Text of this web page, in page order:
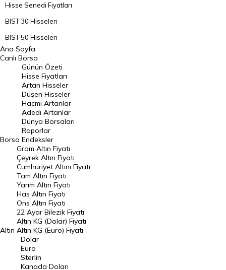
Hisse Senedi Fiyatları
BIST 30 Hisseleri
BIST 50 Hisseleri
BIST 100 Hisseleri
En Çok Artan Hisseler
En Çok Düşen Hisseler
Hacmi Artanlar
Geçmiş Kapanışlar
Dünya Borsaları
Raporlar
Endeksler
DÖVİZ
Döviz Kuru
Dolar Kuru
Euro Kuru
Pound Kuru
Frank Kuru
Ana Sayfa
Canlı Borsa
Borsa
Günün Özeti
Hisse Fiyatları
Artan Hisseler
Düşen Hisseler
Hacmi Artanlar
Adedi Artanlar
Dünya Borsaları
Raporlar
Endeksler
Altın
Gram Altın Fiyatı
Çeyrek Altın Fiyatı
Cumhuriyet Altını Fiyatı
Tam Altın Fiyatı
Yarım Altın Fiyatı
Has Altın Fiyatı
Ons Altın Fiyatı
22 Ayar Bilezik Fiyatı
Altın KG (Dolar) Fiyatı
Altın KG (Euro) Fiyatı
Dolar
Euro
Sterlin
Kanada Doları